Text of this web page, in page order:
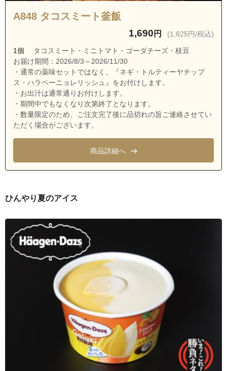
埼玉県ふじみ野市新田２丁目
埼玉県ふじみ野市西１丁目
埼玉県ふじみ野市西２丁目
埼玉県ふじみ野市西原１丁目
埼玉県ふじみ野市福岡中央１丁目
埼玉県ふじみ野市福岡中央２丁目
埼玉県ふじみ野市福岡武蔵野
埼玉県ふじみ野市富士見台
埼玉県ふじみ野市丸山
埼玉県ふじみ野市南台１丁目
埼玉県ふじみ野市南台２丁目
埼玉県ふじみ野市駒林元町１丁目
埼玉県ふじみ野市駒林元町２丁目
埼玉県ふじみ野市駒林元町３丁目
埼玉県ふじみ野市駒林元町４丁目
埼玉県ふじみ野市松山２丁目
埼玉県ふじみ野市池上
埼玉県ふじみ野市上ノ原２丁目
埼玉県ふじみ野市上ノ原３丁目
A848 タコスミート釜飯
1,690 円 (1,825円/税込)
1個
タコスミート・ミニトマト・ゴーダチーズ・枝豆
お届け期間：2026/8/3～2026/11/30
・通常の薬味セットではなく、『ネギ・トルティーヤチップ
ス・ハラペーニョレリッシュ』をお付けします。
・お出汁は通常通りお付けします。
・期間中でもなくなり次第終了となります。
・数量限定のため、ご注文完了後に品切れの旨ご連絡させてい
ただく場合がございます。
商品詳細へ
ひんやり夏のアイス